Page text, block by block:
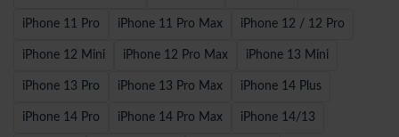
iPhone 11 Pro iPhone 11 Pro Max iPhone 12 / 12 Pro
iPhone 12 Mini iPhone 12 Pro Max iPhone 13 Mini
iPhone 13 Pro iPhone 13 Pro Max iPhone 14 Plus
iPhone 14 Pro iPhone 14 Pro Max iPhone 14/13